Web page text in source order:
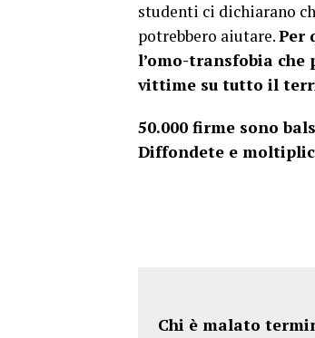
studenti ci dichiarano
potrebbero aiutare.Per
l’omo-transfobia che
vittime su tutto il
50.000 firme sono
Diffondete e
Chi è malato